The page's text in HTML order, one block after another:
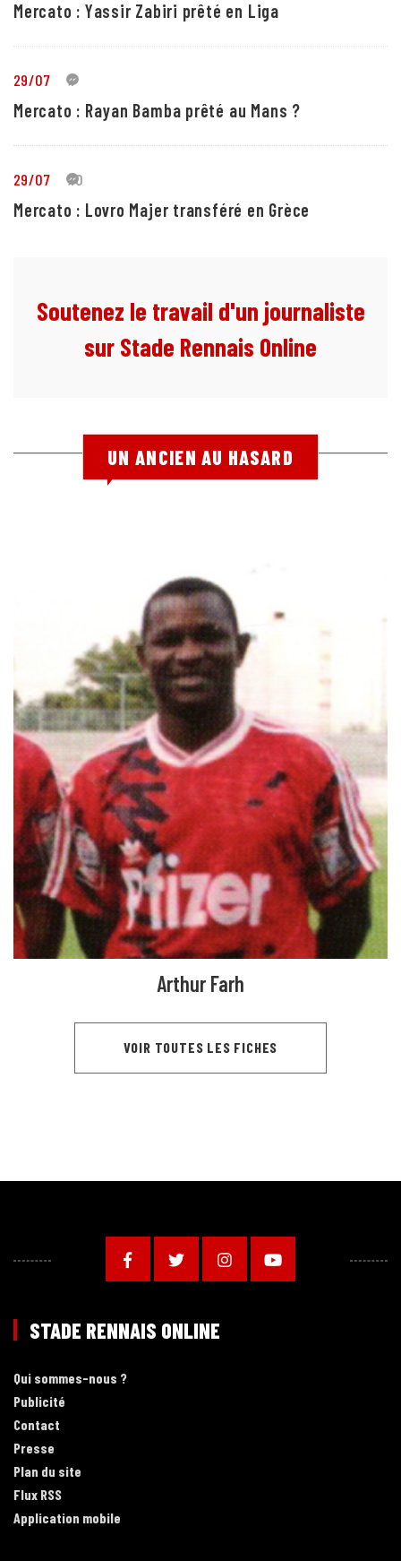
Mercato : Yassir Zabiri prêté en Liga
29/07 1
Mercato : Rayan Bamba prêté au Mans ?
29/07 10
Mercato : Lovro Majer transféré en Grèce
Soutenez le travail d'un journaliste
sur Stade Rennais Online
UN ANCIEN AU HASARD
Arthur Farh
VOIR TOUTES LES FICHES
STADE RENNAIS ONLINE
Qui sommes-nous ?
Publicité
Contact
Presse
Plan du site
Flux RSS
Application mobile